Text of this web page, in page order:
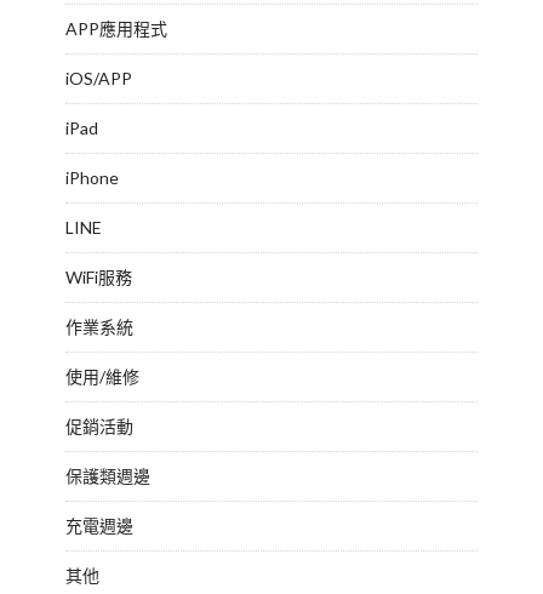
APP應用程式
iOS/APP
iPad
iPhone
LINE
WiFi服務
作業系統
使用/維修
促銷活動
保護類週邊
充電週邊
其他